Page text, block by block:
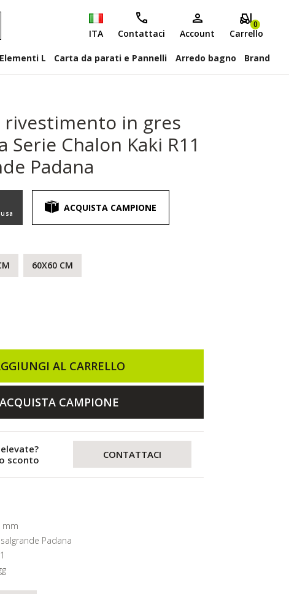
ITA Contattaci Account
0
Carrello
Gradoni Battiscopa Elementi L Carta da parati e Pannelli Arredo bagno Brand
rivestimento in gres
Chalon Kaki R11
Padana
ACQUISTA CAMPIONE
60X60 CM
AL CARRELLO
ACQUISTA CAMPIONE
sconto
CONTATTACI
mm
Padana